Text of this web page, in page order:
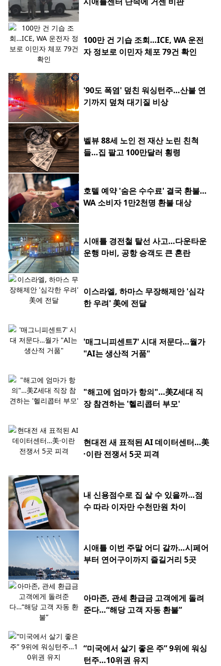
100만 건 기습 조회…ICE, WA 운전
자 정보로 이민자 체포 79건 확인
'90도 폭염' 덮친 워싱턴주…산불 연
기까지 덮쳐 대기질 비상
벨뷰 88세 노인 전 재산 노린 친척
들…집 팔고 100만달러 횡령
호텔 예약 '숨은 수수료' 결국 환불…
WA 소비자 1만2천명 환불 대상
시애틀 경전철 탈선 사고…다운타운
운행 마비, 공항 승객도 큰 혼란
이스라엘, 하마스 무장해제안 '심각
한 우려' 美에 전달
'매그니피센트7' 시대 저문다…월가
"AI는 생산적 거품"
"해고에 엄마가 항의"…美Z세대 직
장 참견하는 '헬리콥터 부모'
현대전 새 표적된 AI 데이터센터…美
·이란 전쟁서 5곳 피격
내 신용점수로 집 살 수 있을까…점
수 따라 이자만 수천만원 차이
시애틀 이번 주말 어디 갈까…시페어
부터 연어구이까지 즐길거리 5곳
아마존, 관세 환급금 고객에게 돌려
준다…“해당 고객 자동 환불”
“미국에서 살기 좋은 주” 9위에 워싱
턴주…10위권 유지